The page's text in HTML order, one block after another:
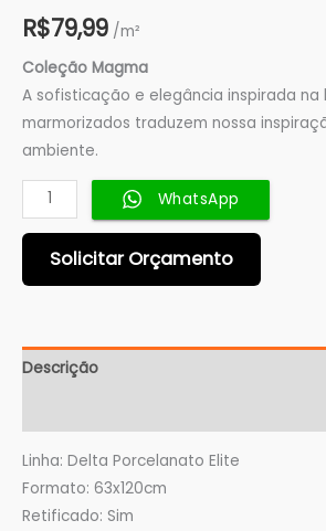
R$79,99 /m²
Coleção Magma
A sofisticação e elegância inspirada na
marmorizados traduzem nossa
ambiente.
WhatsApp
Solicitar Orçamento
Descrição
Linha: Delta Porcelanato Elite
Formato: 63x120cm
Retificado: Sim